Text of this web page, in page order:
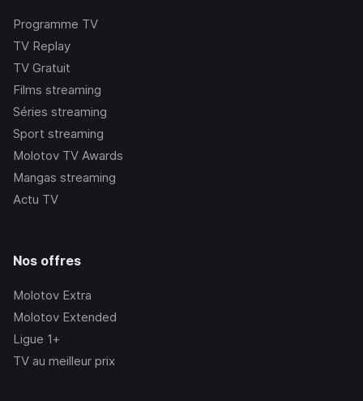
Programme TV
TV Replay
TV Gratuit
Films streaming
Séries streaming
Sport streaming
Molotov TV Awards
Mangas streaming
Actu TV
Nos offres
Molotov Extra
Molotov Extended
Ligue 1+
TV au meilleur prix